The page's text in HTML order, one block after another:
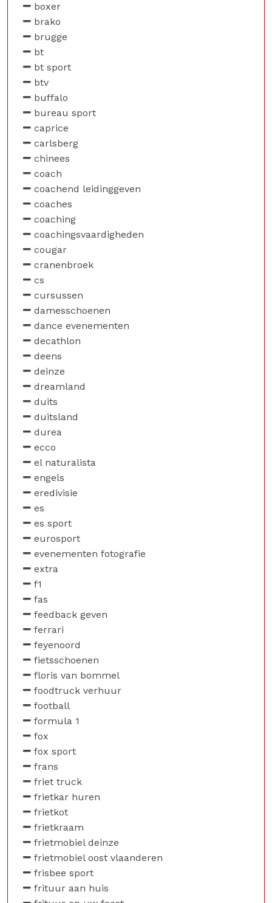
boxer
brako
brugge
bt
bt sport
btv
buffalo
bureau sport
caprice
carlsberg
chinees
coach
coachend leidinggeven
coaches
coaching
coachingsvaardigheden
cougar
cranenbroek
cs
cursussen
damesschoenen
dance evenementen
decathlon
deens
deinze
dreamland
duits
duitsland
durea
ecco
el naturalista
engels
eredivisie
es
es sport
eurosport
evenementen fotografie
extra
f1
fas
feedback geven
ferrari
feyenoord
fietsschoenen
floris van bommel
foodtruck verhuur
football
formula 1
fox
fox sport
frans
friet truck
frietkar huren
frietkot
frietkraam
frietmobiel deinze
frietmobiel oost vlaanderen
frisbee sport
frituur aan huis